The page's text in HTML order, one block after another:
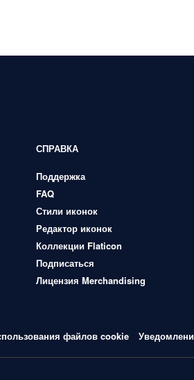
СПРАВКА
Поддержка
FAQ
Стили иконок
Редактор иконок
Коллекции Flaticon
Подписаться
Лицензия Merchandising
файлов cookie